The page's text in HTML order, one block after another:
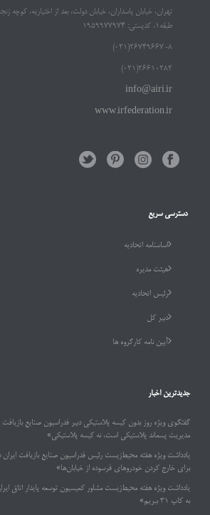
طبقه۱، کدپستی: ۱۹۵۹۹۷۷۹۷۴
۲۶۷۴۹۶۶۷-۸(۰۲۱)
۲۶۶۱۰۲۸۲(۰۲۱)
info@airi.ir
www.irfederation.ir
دسترسی سریع
اساسنامه اتحادیه
هیئت مدیره
رئیس اتحادیه
دبیر کل
آیین نامه کارگروه ها
جدیدترین اخبار
گفتگوی ویژه روز بدون کیسه پلاستیکی دبیر فدراسیون صنایع
مدیریت پسماند پلاستیکی است، نه کیسه پلاستیکی»
برای خارج کردن خودروهای فرسوده از خیابان‌ها»
یادداشت ویژه هفته محیط‌زیست مشاور کمیسیون توسعه پایدار اتاق
به کاپ ۳۱ ببریم»